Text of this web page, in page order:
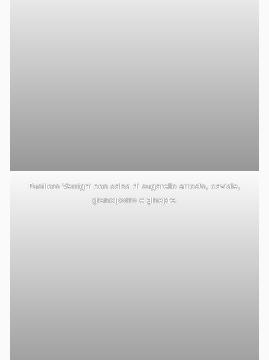
Fusilloro Verrigni con salsa di sugarello arrosto, caviale,
granciporro e ginepro.